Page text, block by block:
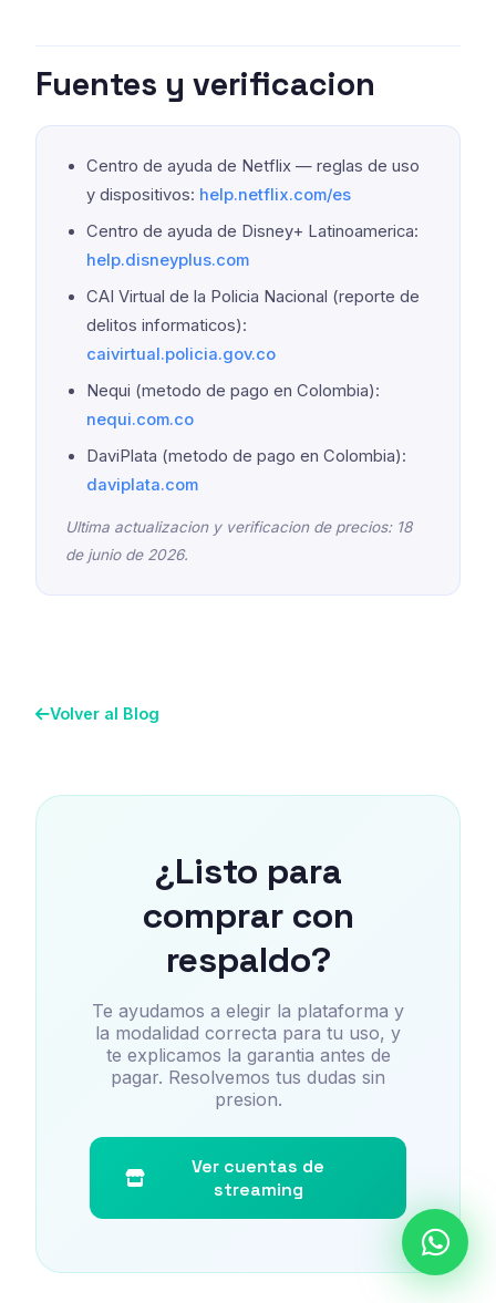
Fuentes y verificacion
Centro de ayuda de Netflix — reglas de uso
y dispositivos: help.netflix.com/es
Centro de ayuda de Disney+ Latinoamerica:
help.disneyplus.com
CAI Virtual de la Policia Nacional (reporte de
delitos informaticos):
caivirtual.policia.gov.co
Nequi (metodo de pago en Colombia):
nequi.com.co
DaviPlata (metodo de pago en Colombia):
daviplata.com
Ultima actualizacion y verificacion de precios: 18
de junio de 2026.
Volver al Blog
¿Listo para
comprar con
respaldo?
Te ayudamos a elegir la plataforma y
la modalidad correcta para tu uso, y
te explicamos la garantia antes de
pagar. Resolvemos tus dudas sin
presion.
Ver cuentas de
streaming